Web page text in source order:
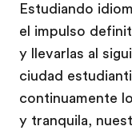
Quiénes somos
Trabajos
Únete al equipo
Estudiando
el impulso
y llevarlas al
ciudad
continuamente
y tranquila,